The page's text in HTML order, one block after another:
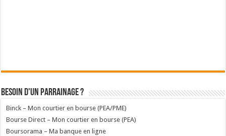
Besoin d'un parrainage ?
Binck – Mon courtier en bourse (PEA/PME)
Bourse Direct – Mon courtier en bourse (PEA)
Boursorama – Ma banque en ligne